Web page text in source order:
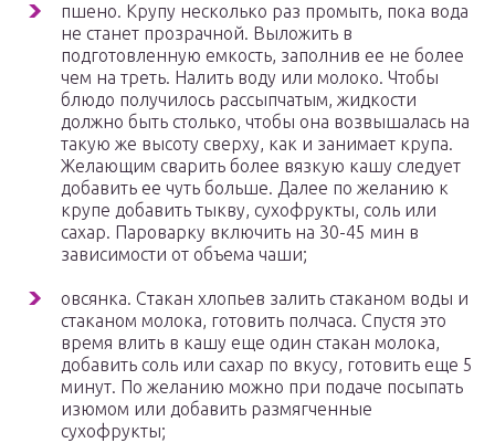
пшено. Крупу несколько раз промыть, пока вода
не станет прозрачной. Выложить в
подготовленную емкость, заполнив ее не более
чем на треть. Налить воду или молоко. Чтобы
блюдо получилось рассыпчатым, жидкости
должно быть столько, чтобы она возвышалась на
такую же высоту сверху, как и занимает крупа.
Желающим сварить более вязкую кашу следует
добавить ее чуть больше. Далее по желанию к
крупе добавить тыкву, сухофрукты, соль или
сахар. Пароварку включить на 30-45 мин в
зависимости от объема чаши;
овсянка. Стакан хлопьев залить стаканом воды и
стаканом молока, готовить полчаса. Спустя это
время влить в кашу еще один стакан молока,
добавить соль или сахар по вкусу, готовить еще 5
минут. По желанию можно при подаче посыпать
изюмом или добавить размягченные
сухофрукты;